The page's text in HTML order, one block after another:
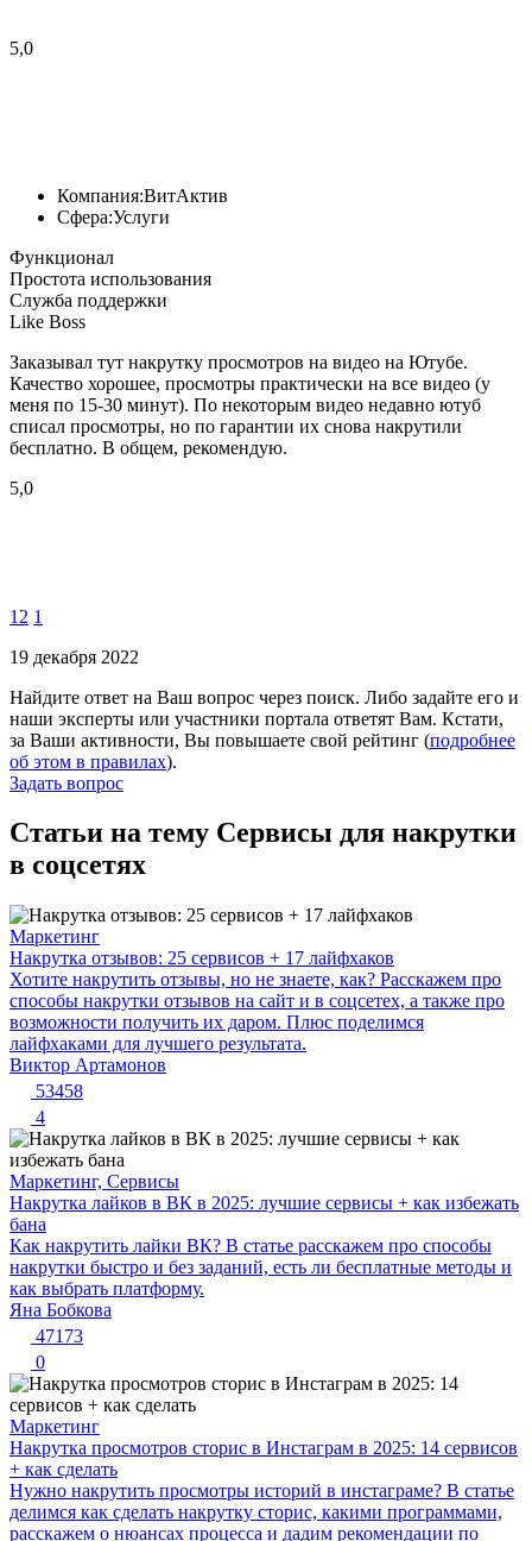
5,0
Компания:ВитАктив
Сфера:Услуги
Функционал
Простота использования
Служба поддержки
Like Boss
Заказывал тут накрутку просмотров на видео на Ютубе.
Качество хорошее, просмотры практически на все видео (у
меня по 15-30 минут). По некоторым видео недавно ютуб
списал просмотры, но по гарантии их снова накрутили
бесплатно. В общем, рекомендую.
5,0
12 1
19 декабря 2022
Найдите ответ на Ваш вопрос через поиск. Либо задайте его и
наши эксперты или участники портала ответят Вам. Кстати,
за Ваши активности, Вы повышаете свой рейтинг (подробнее
об этом в правилах).
Задать вопрос
Статьи на тему Сервисы для накрутки
в соцсетях
Маркетинг
Накрутка отзывов: 25 сервисов + 17 лайфхаков
Хотите накрутить отзывы, но не знаете, как? Расскажем про
способы накрутки отзывов на сайт и в соцсетех, а также про
возможности получить их даром. Плюс поделимся
лайфхаками для лучшего результата.
Виктор Артамонов
53458
4
Маркетинг, Сервисы
Накрутка лайков в ВК в 2025: лучшие сервисы + как избежать
бана
Как накрутить лайки ВК? В статье расскажем про способы
накрутки быстро и без заданий, есть ли бесплатные методы и
как выбрать платформу.
Яна Бобкова
47173
0
Маркетинг
Накрутка просмотров сторис в Инстаграм в 2025: 14 сервисов
+ как сделать
Нужно накрутить просмотры историй в инстаграме? В статье
делимся как сделать накрутку сторис, какими программами,
расскажем о нюансах процесса и дадим рекомендации по